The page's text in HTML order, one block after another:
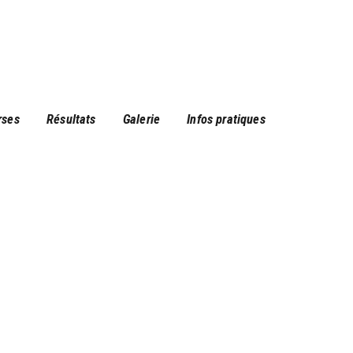
Résultats Galerie Infos pratiques